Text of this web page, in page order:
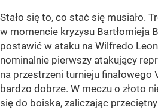
Stało się to, co stać się musiało.
w momencie kryzysu Bartłomieja
postawić w ataku na Wilfredo
nominalnie pierwszy atakujący
na przestrzeni turnieju finałowego
bardzo dobrze. W meczu o złoto
się do boiska, zaliczając